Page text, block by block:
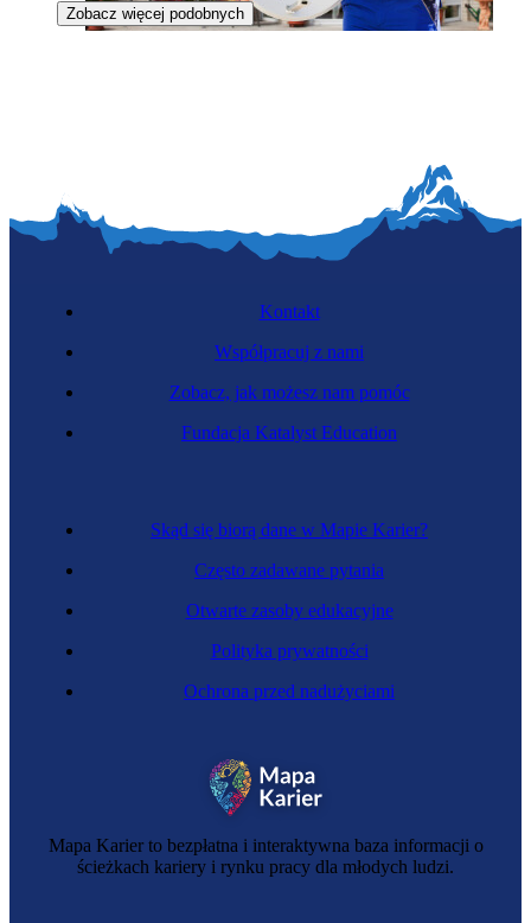
Zawód przyszłości
Instalator sensorów zdrowotnych
Inżynier audiowizualny
Zobacz więcej podobnych
Mapa Karier to bezpłatna i interaktywna baza informacji o
ścieżkach kariery i rynku pracy dla młodych ludzi.
Skąd się biorą dane w Mapie Karier?
Często zadawane pytania
Otwarte zasoby edukacyjne
Polityka prywatności
Ochrona przed nadużyciami
Kontakt
Współpracuj z nami
Zobacz, jak możesz nam pomóc
Fundacja Katalyst Education